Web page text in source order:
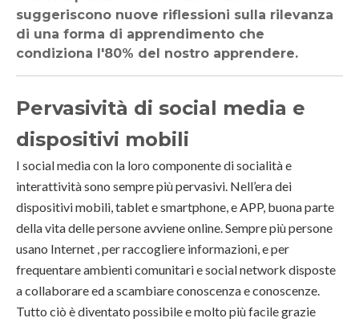
suggeriscono nuove riflessioni sulla rilevanza
di una forma di apprendimento che
condiziona l'80% del nostro apprendere.
Pervasività di social media e
dispositivi mobili
I social media con la loro componente di socialità e
interattività sono sempre più pervasivi. Nell’era dei
dispositivi mobili, tablet e smartphone, e APP, buona parte
della vita delle persone avviene online. Sempre più persone
usano Internet , per raccogliere informazioni, e per
frequentare ambienti comunitari e social network disposte
a collaborare ed a scambiare conoscenza e conoscenze.
Tutto ciò è diventato possibile e molto più facile grazie